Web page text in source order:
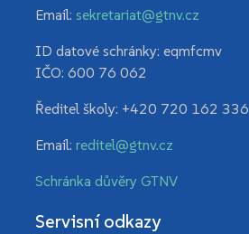
Email: sekretariat@gtnv.cz
ID datové schránky: eqmfcmv
IČO: 600 76 062
Ředitel školy: +420 720 162 336
Email: reditel@gtnv.cz
Schránka důvěry GTNV
Servisní odkazy